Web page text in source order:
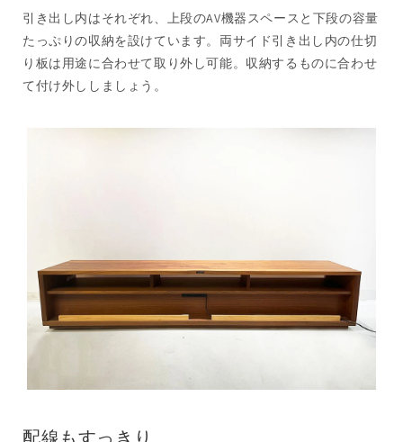
引き出し内はそれぞれ、上段のAV機器スペースと下段の容量
たっぷりの収納を設けています。両サイド引き出し内の仕切
り板は用途に合わせて取り外し可能。収納するものに合わせ
て付け外ししましょう。